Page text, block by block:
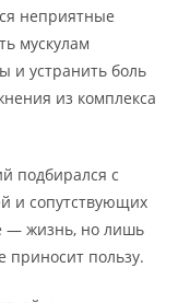
неприятные
мускулам
и устранить боль
из комплекса
подбирался с
и сопутствующих
— жизнь, но лишь
приносит пользу.